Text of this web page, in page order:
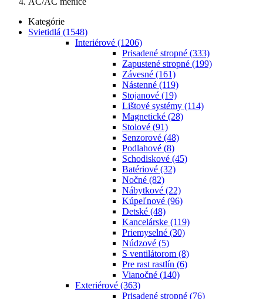
Kategórie
Svietidlá (1548)
Interiérové (1206)
Prisadené stropné (333)
Zapustené stropné (199)
Závesné (161)
Nástenné (119)
Stojanové (19)
Lištové systémy (114)
Magnetické (28)
Stolové (91)
Senzorové (48)
Podlahové (8)
Schodiskové (45)
Batériové (32)
Nočné (82)
Nábytkové (22)
Kúpeľnové (96)
Detské (48)
Kancelárske (119)
Priemyselné (30)
Núdzové (5)
S ventilátorom (8)
Pre rast rastlín (6)
Vianočné (140)
Exteriérové (363)
Prisadené stropné (76)